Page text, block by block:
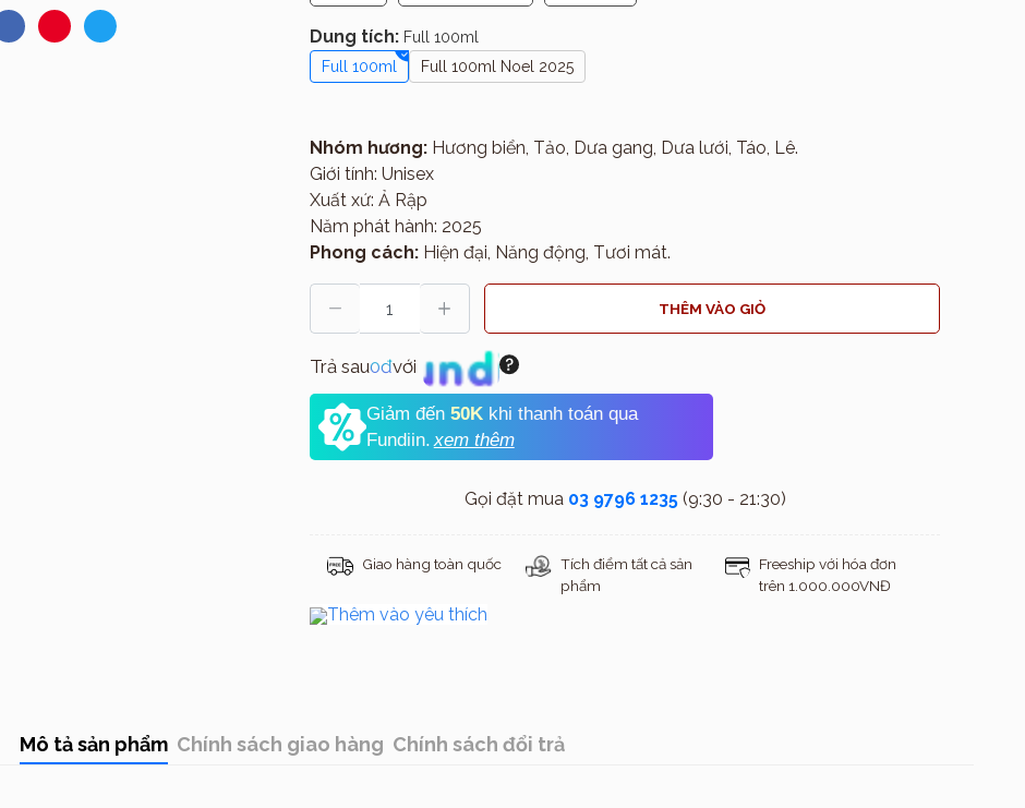
Giới thiệu
Dung tích: Full 100ml
Full 100ml
Full 100ml Noel 2025
Nhóm hương: Hương biển, Tảo, Dưa gang, Dưa lưới, Táo, Lê.
Giới tính: Unisex
Xuất xứ: Ả Rập
Năm phát hành: 2025
Phong cách: Hiện đại, Năng động, Tươi mát.
THÊM VÀO GIỎ
Trả sau0đvới
Giảm đến 50K khi thanh toán qua
Fundiin. xem thêm
Gọi đặt mua 03 9796 1235(9:30 - 21:30)
Giao hàng toàn quốc
Tích điểm tất cả sản
phẩm
Freeship với hóa đơn
trên 1.000.000VNĐ
Thêm vào yêu thích
Mô tả sản phẩm Chính sách giao hàng Chính sách đổi trả